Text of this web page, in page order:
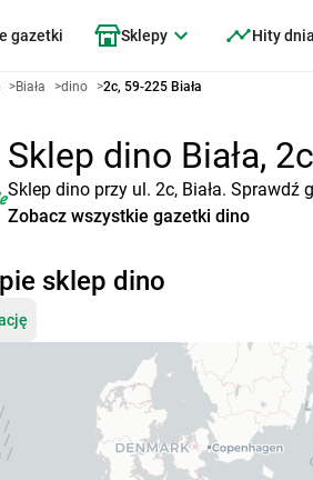
gazetki Sklepy Hity dnia
>Biała >dino >2c, 59-225 Biała
Sklep dino Biała,
Sklep dino przy ul. 2c, Biała.
Zobacz wszystkie gazetki dino
sklep dino